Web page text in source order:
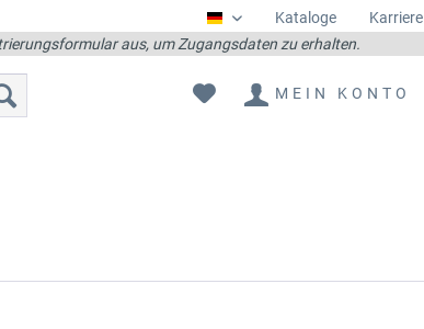
DeutschKataloge Karriere
aus, um Zugangsdaten zu erhalten.
MEIN KONTO